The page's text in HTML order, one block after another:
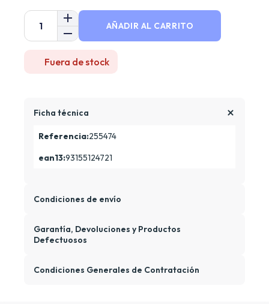
AÑADIR AL CARRITO
Fuera de stock
Ficha técnica
Referencia:255474
ean13:93155124721
Condiciones de envío
Garantía, Devoluciones y Productos
Defectuosos
Condiciones Generales de Contratación